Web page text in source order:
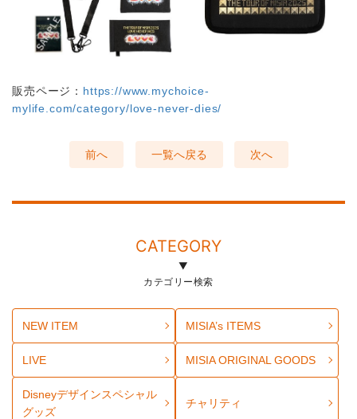
販売ページ： https://www.mychoice-
mylife.com/category/love-never-dies/
前へ 一覧へ戻る 次へ
CATEGORY
カテゴリー検索
NEW ITEM MISIA’s ITEMS
LIVE MISIA ORIGINAL GOODS
Disneyデザインスペシャル
グッズ
チャリティ